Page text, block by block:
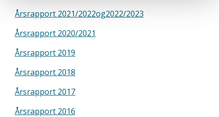
Årsrapport 2021/2022og2022/2023
Årsrapport 2020/2021
Årsrapport 2019
Årsrapport 2018
Årsrapport 2017
Årsrapport 2016